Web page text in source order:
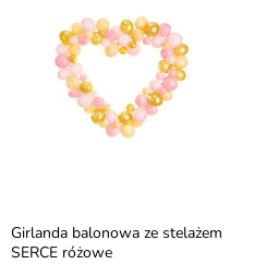
Girlanda balonowa ze stelażem
SERCE różowe